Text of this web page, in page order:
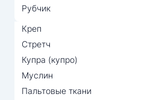
Рубчик
Креп
Стретч
Купра (купро)
Муслин
Пальтовые ткани